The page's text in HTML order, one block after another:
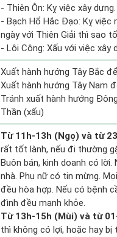
- Thiên Ôn: Kỵ việc xây dựng.
- Bạch Hổ Hắc Đạo: Kỵ việc
ngày với Thiên Giải thì sao
- Lôi Công: Xấu với việc xây
Xuất hành hướng Tây Bắc
Xuất hành hướng Tây Nam
Tránh xuất hành hướng
Thần (xấu)
Từ 11h-13h (Ngọ) và từ
rất tốt lành, nếu đi thường
Buôn bán, kinh doanh có lời.
nhà. Phụ nữ có tin mừng.
đều hòa hợp. Nếu có bệnh
đình đều mạnh khỏe.
Từ 13h-15h (Mùi) và từ
thì không có lợi, hoặc hay bị